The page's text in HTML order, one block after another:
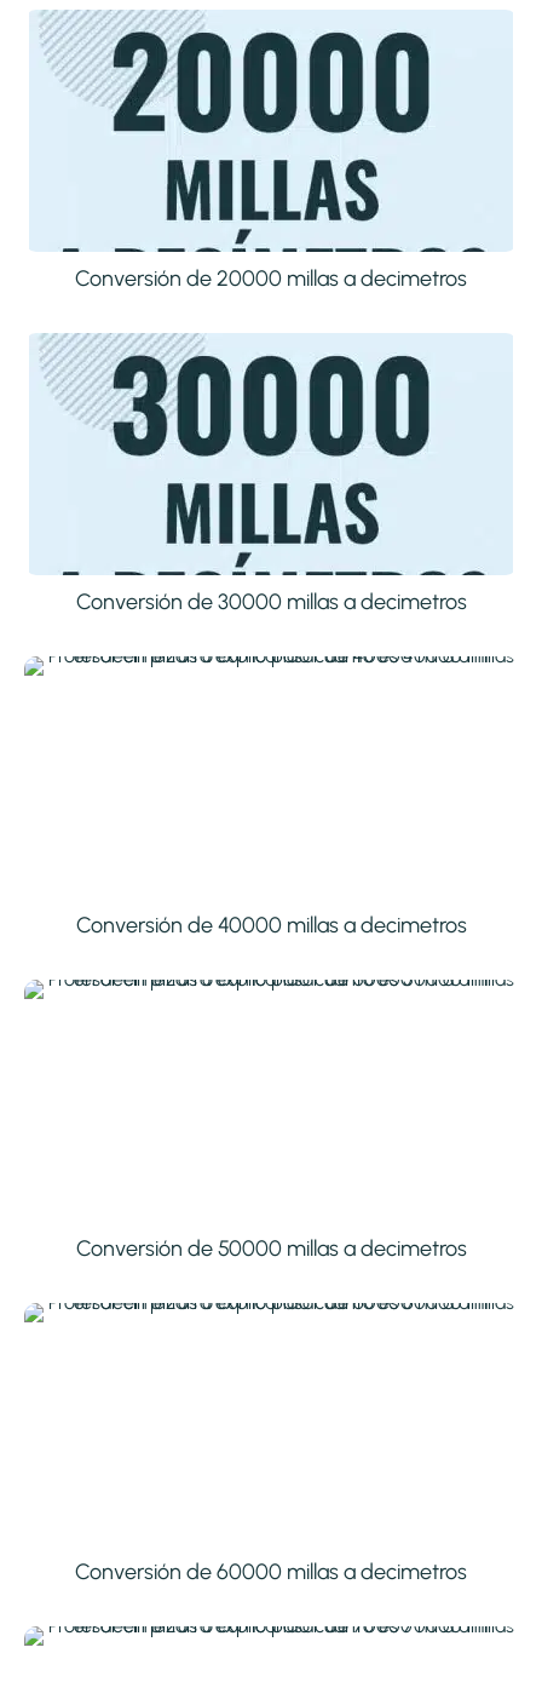
Conversión de 20000 millas a decimetros
Conversión de 30000 millas a decimetros
Conversión de 40000 millas a decimetros
Conversión de 50000 millas a decimetros
Conversión de 60000 millas a decimetros